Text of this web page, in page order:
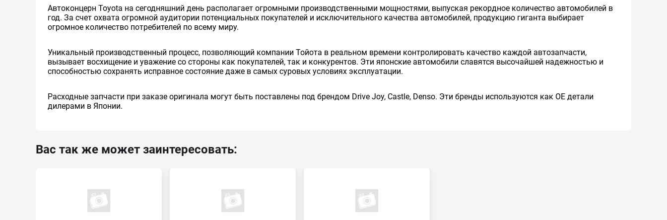
Автоконцерн Toyota на сегодняшний день располагает огромными производственными мощностями, выпуская рекордное количество автомобилей в
год. За счет охвата огромной аудитории потенциальных покупателей и исключительного качества автомобилей, продукцию гиганта выбирает
огромное количество потребителей по всему миру.
Уникальный производственный процесс, позволяющий компании Тойота в реальном времени контролировать качество каждой автозапчасти,
вызывает восхищение и уважение со стороны как покупателей, так и конкурентов. Эти японские автомобили славятся высочайшей надежностью и
способностью сохранять исправное состояние даже в самых суровых условиях эксплуатации.
Расходные запчасти при заказе оригинала могут быть поставлены под брендом Drive Joy, Castle, Denso. Эти бренды используются как ОЕ детали
дилерами в Японии.
Вас так же может заинтересовать: